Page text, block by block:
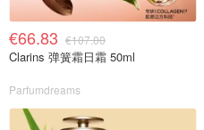
€66.83 €107.00
Clarins 弹簧霜日霜 50ml
Parfumdreams